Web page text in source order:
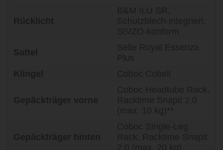
Sattel
Selle Royal Essenza
Plus
Gepäckträger vorne
Coboc Headtube Rack,
Racktime Snapit 2.0
(max. 10 kg)**